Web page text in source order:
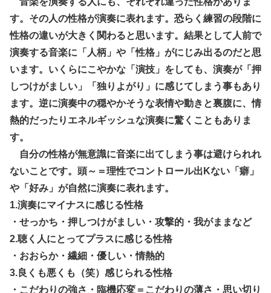
す。その人の性格が演奏に表れます。恐らく練習の段階に
性格の違いが大きく関わると思います。結果として人前で
演奏する音楽に「人柄」や「性格」がにじみ出るのだと思
います。いくらにこやかな「演技」をしても、演奏が「押
しつけがましい」「独りよがり」に感じてしまう事もあり
ます。逆に演奏中の穏やかそうな表情や動きと裏腹に、情
熱的だったりエネルギッシュな演奏に驚くこともありま
す。
自分の性格が無意識に音楽に出てしまう事は避けられれ
ないことです。頭～＝理性でコントロール出Kない「癖」
や「好み」が自然に演奏に表れます。
1.演奏にマイナスに感じる性格
・せっかち・押しつけがましい・攻撃的・我がままなど
2.聴く人にとってプラスに感じる性格
・おおらか・繊細・優しい・情熱的
3.良くも悪くも（笑）感じられる性格
・こだわりの強さ・臨機応変＝こだわりの薄さ・思い切り